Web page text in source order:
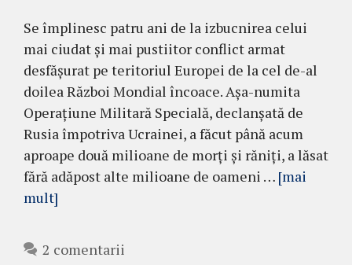
Se împlinesc patru ani de la izbucnirea celui
mai ciudat și mai pustiitor conflict armat
desfășurat pe teritoriul Europei de la cel de-al
doilea Război Mondial încoace. Așa-numita
Operațiune Militară Specială, declanșată de
Rusia împotriva Ucrainei, a făcut până acum
aproape două milioane de morți și răniți, a lăsat
fără adăpost alte milioane de oameni … [mai
mult]
2 comentarii